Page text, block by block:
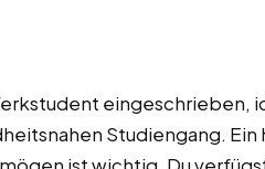
eingeschrieben,
Studiengang. Ein